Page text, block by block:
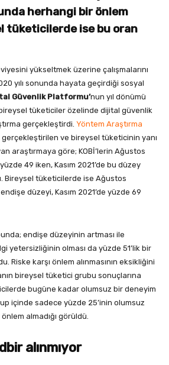
herhangi bir önlem
tüketicilerde ise bu oran
yükseltmek üzerine çalışmalarını
yılı sonunda hayata geçirdiği sosyal
Güvenlik Platformu’nun yıl dönümü
tüketiciler özelinde dijital güvenlik
gerçekleştirdi. Yöntem Araştırma
gerçekleştirilen ve bireysel tüketicinin yanı
araştırmaya göre; KOBİ’lerin Ağustos
49 iken, Kasım 2021’de bu düzey
Bireysel tüketicilerde ise Ağustos
düzeyi, Kasım 2021’de yüzde 69
endişe düzeyinin artması ile
yetersizliğinin olması da yüzde 51’lik bir
Riske karşı önlem alınmasının eksikliğini
bireysel tüketici grubu sonuçlarına
bugüne kadar olumsuz bir deneyim
içinde sadece yüzde 25’inin olumsuz
almadığı görüldü.
alınmıyor